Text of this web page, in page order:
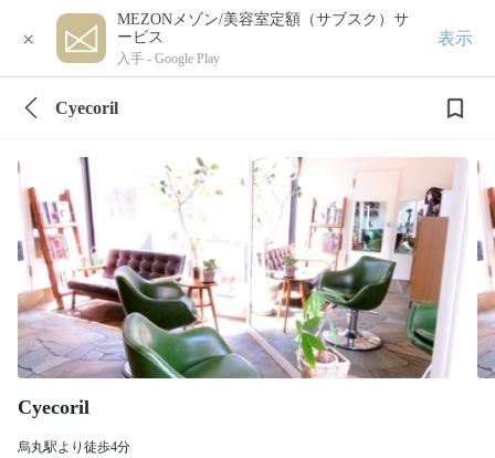
×
MEZONメゾン/美容室定額（サブスク）サ
ービス
入手 - Google Play
表示
Cyecoril
Cyecoril
烏丸駅より徒歩4分